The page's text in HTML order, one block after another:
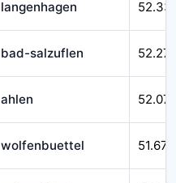
langenhagen
bad-salzuflen
ahlen
wolfenbuettel 51.670